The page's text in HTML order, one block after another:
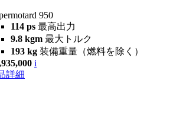
950
114 ps 最高出力
9.8 kgm 最大トルク
193 kg 装備重量（燃料を除く）
i
詳細